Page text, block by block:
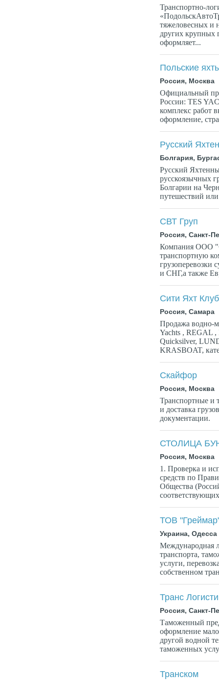
Транспортно-
тяжеловесных и
других крупных
оформляет...
Польские
Россия, Москва
Официальный
России: TES
комплекс работ
оформление,
Русский
Болгария,
Русский
русскоязычных
Болгарии на
путешествий
СВТ Груп
Россия, Санкт-
Компания ООО
транспортную
грузоперевозки
и СНГ,а также
Сити Яхт Клуб
Россия, Самара
Продажа водно-
Yachts , REGAL ,
Quicksilver,
KRASBOAT,
Скайфор
Россия, Москва
Транспортные и
и доставка
документации.
СТОЛИЦА
Россия, Москва
1. Проверка и
средств по
Общества
ТОВ
Украина, Одесса
Международная
транспорта,
услуги,
собственном
Транс
Россия, Санкт-
Таможенный
оформление
другой водной
таможенных
Транском